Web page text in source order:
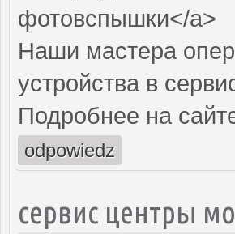
фотовспышки</a>
Наши мастера
устройства в
Подробнее на
odpowiedz
сервис центры